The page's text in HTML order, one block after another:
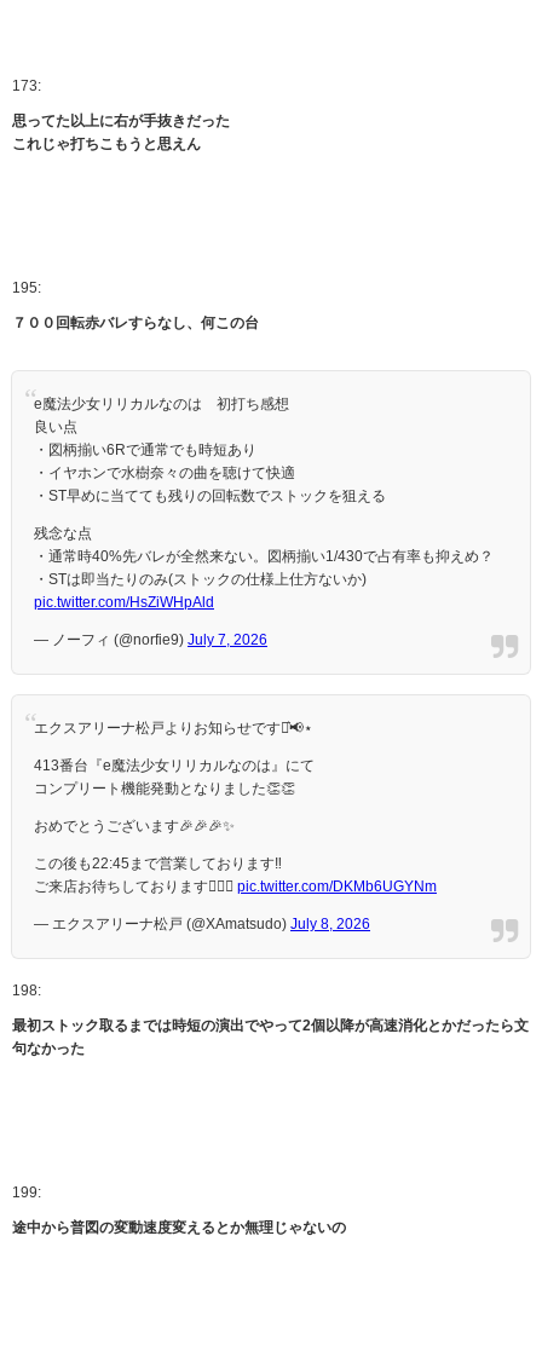
173:
思ってた以上に右が手抜きだった
これじゃ打ちこもうと思えん
195:
７００回転赤バレすらなし、何この台
e魔法少女リリカルなのは 初打ち感想
良い点
・図柄揃い6Rで通常でも時短あり
・イヤホンで水樹奈々の曲を聴けて快適
・ST早めに当てても残りの回転数でストックを狙える
残念な点
・通常時40%先バレが全然来ない。図柄揃い1/430で占有率も抑えめ？
・STは即当たりのみ(ストックの仕様上仕方ないか)
pic.twitter.com/HsZiWHpAld
— ノーフィ (@norfie9) July 7, 2026
エクスアリーナ松戸よりお知らせです⋆͛📢⋆
413番台『e魔法少女リリカルなのは』にて
コンプリート機能発動となりました👏👏
おめでとうございます🎉🎉🎉✨
この後も22:45まで営業しております‼️
ご来店お待ちしております🙇🏻‍♀️ pic.twitter.com/DKMb6UGYNm
— エクスアリーナ松戸 (@XAmatsudo) July 8, 2026
198:
最初ストック取るまでは時短の演出でやって2個以降が高速消化とかだったら文
句なかった
199:
途中から普図の変動速度変えるとか無理じゃないの